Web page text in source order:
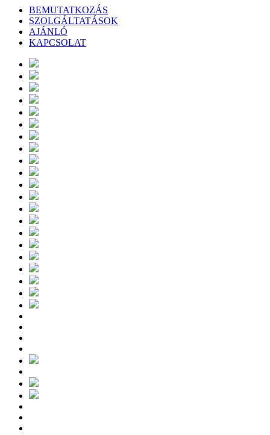
BEMUTATKOZÁS
SZOLGÁLTATÁSOK
AJÁNLÓ
KAPCSOLAT